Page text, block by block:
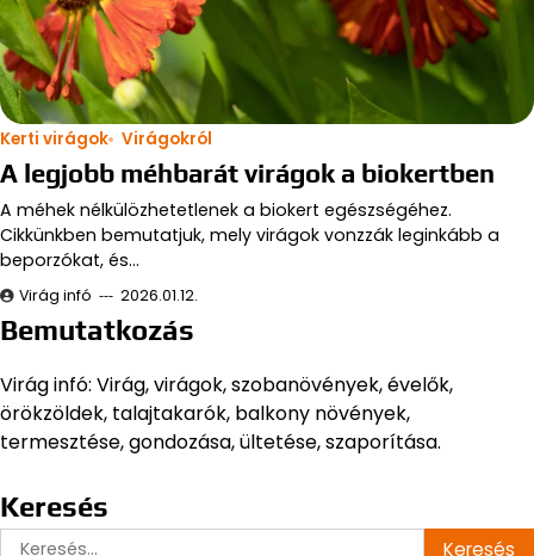
Kerti virágok Virágokról
A legjobb méhbarát virágok a biokertben
A méhek nélkülözhetetlenek a biokert egészségéhez.
Cikkünkben bemutatjuk, mely virágok vonzzák leginkább a
beporzókat, és…
Virág infó 2026.01.12.
Bemutatkozás
Virág infó: Virág, virágok, szobanövények, évelők,
örökzöldek, talajtakarók, balkony növények,
termesztése, gondozása, ültetése, szaporítása.
Keresés
Keresés: